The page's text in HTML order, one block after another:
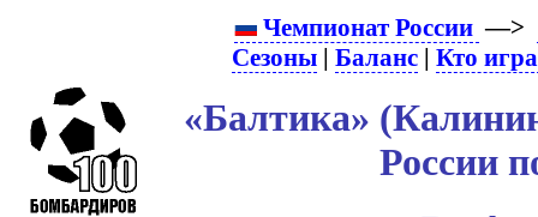
Чемпионат России —>
Сезоны |Баланс |Кто
«Балтика»
России